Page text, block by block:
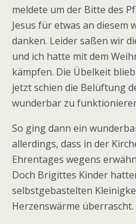
meldete um der Bitte des
Jesus für etwas an diesem
danken. Leider saßen wir
und ich hatte mit dem
kämpfen. Die Übelkeit
jetzt schien die Belüftung
wunderbar zu
So ging dann ein
allerdings, dass in der
Ehrentages wegens
Doch Brigittes Kinder
selbstgebastelten
Herzenswärme überrascht.